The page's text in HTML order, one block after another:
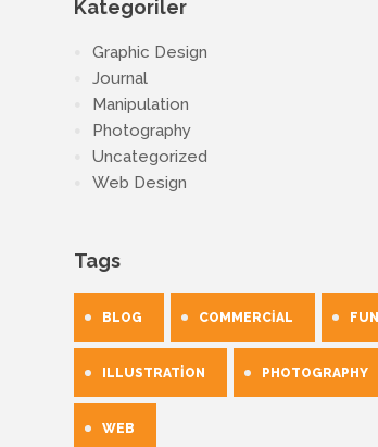
Kategoriler
Graphic Design
Journal
Manipulation
Photography
Uncategorized
Web Design
Tags
BLOG COMMERCIAL FUN
ILLUSTRATION PHOTOGRAPHY
WEB